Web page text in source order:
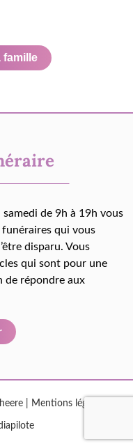
famille
de 9h à 19h vous
funéraires qui vous
disparu. Vous
qui sont pour une
de répondre aux
| Mentions légales